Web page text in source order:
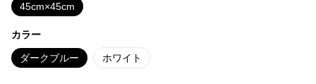
45cm×45cm
カラー
ダークブルー ホワイト